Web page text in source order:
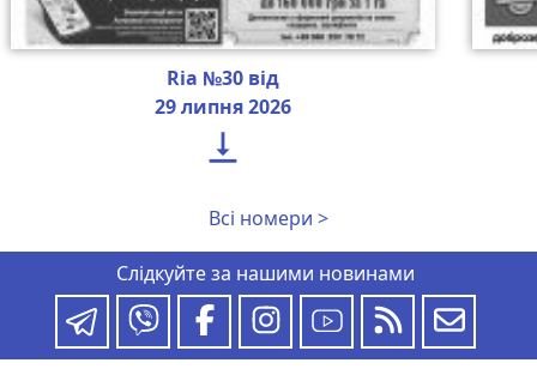
Ria №30 від
29 липня 2026

Всі номери >
Слідкуйте за нашими новинами